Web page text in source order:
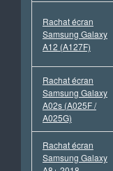
Rachat écran
Samsung Galaxy
A12 (A127F)
Rachat écran
Samsung Galaxy
A02s (A025F /
A025G)
Rachat écran
Samsung Galaxy